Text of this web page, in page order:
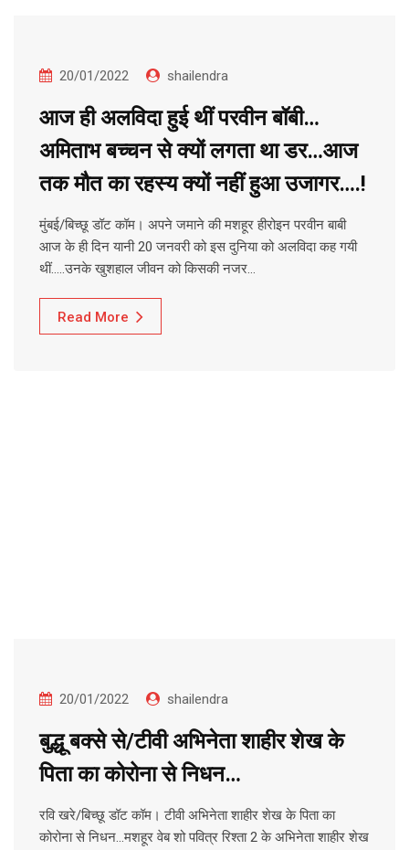
20/01/2022 shailendra
आज ही अलविदा हुई थीं परवीन बॉबी…
अमिताभ बच्चन से क्यों लगता था डर…आज
तक मौत का रहस्य क्यों नहीं हुआ उजागर….!
मुंबई/बिच्छू डॉट कॉम। अपने जमाने की मशहूर हीरोइन परवीन बाबी
आज के ही दिन यानी 20 जनवरी को इस दुनिया को अलविदा कह गयी
थीं…..उनके खुशहाल जीवन को किसकी नजर…
Read More
20/01/2022 shailendra
बुद्धू बक्से से/टीवी अभिनेता शाहीर शेख के
पिता का कोरोना से निधन…
रवि खरे/बिच्छू डॉट कॉम। टीवी अभिनेता शाहीर शेख के पिता का
कोरोना से निधन…मशहूर वेब शो पवित्र रिश्ता 2 के अभिनेता शाहीर शेख